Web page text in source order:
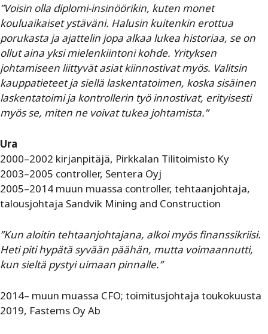
”Voisin olla diplomi-insinöörikin, kuten monet
kouluaikaiset ystäväni. Halusin kuitenkin erottua
porukasta ja ajattelin jopa alkaa lukea historiaa, se on
ollut aina yksi mielenkiintoni kohde. Yrityksen
johtamiseen liittyvät asiat kiinnostivat myös. Valitsin
kauppatieteet ja siellä laskentatoimen, koska sisäinen
laskentatoimi ja kontrollerin työ innostivat, erityisesti
myös se, miten ne voivat tukea johtamista.”
Ura
2000–2002 kirjanpitäjä, Pirkkalan Tilitoimisto Ky
2003–2005 controller, Sentera Oyj
2005–2014 muun muassa controller, tehtaanjohtaja,
talousjohtaja Sandvik Mining and Construction
”Kun aloitin tehtaanjohtajana, alkoi myös finanssikriisi.
Heti piti hypätä syvään päähän, mutta voimaannutti,
kun sieltä pystyi uimaan pinnalle.”
2014– muun muassa CFO; toimitusjohtaja toukokuusta
2019, Fastems Oy Ab